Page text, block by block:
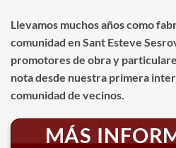
Llevamos muchos años como
comunidad en Sant Esteve
promotores de obra y
nota desde nuestra primera
comunidad de vecinos.
MÁS